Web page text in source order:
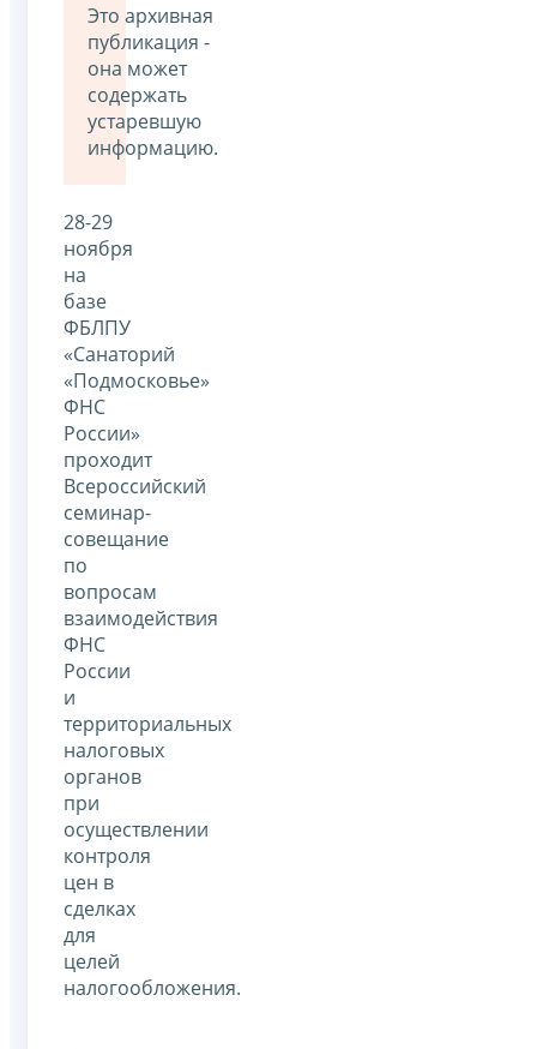
Это архивная
публикация -
она может
содержать
устаревшую
информацию.
28-29
ноября
на
базе
ФБЛПУ
«Санаторий
«Подмосковье»
ФНС
России»
проходит
Всероссийский
семинар-
совещание
по
вопросам
взаимодействия
ФНС
России
и
территориальных
налоговых
органов
при
осуществлении
контроля
цен в
сделках
для
целей
налогообложения.